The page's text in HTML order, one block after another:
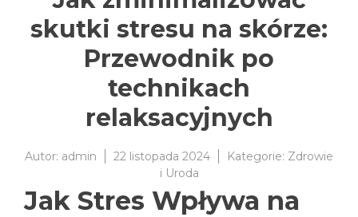
skutki stresu na skórze:
Przewodnik po
technikach
relaksacyjnych
Autor: admin 22 listopada 2024 Kategorie: Zdrowie
i Uroda
Jak Stres Wpływa na